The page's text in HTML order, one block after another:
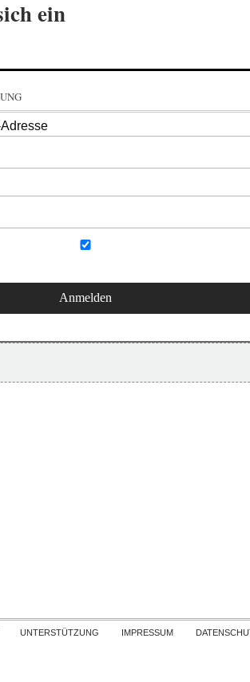
ein
Skip
UNTERSTÜTZUNG IMPRESSUM